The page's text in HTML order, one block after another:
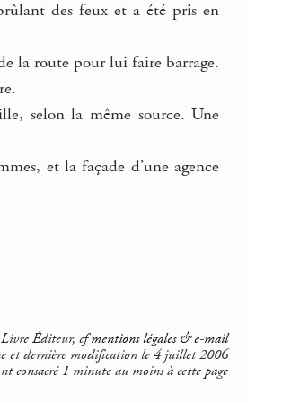
des feux et a été pris en
la route pour lui faire barrage.
selon la même source. Une
et la façade d’une agence
Éditeur, cfmentions légales & e-mail
et dernière modification le 4 juillet 2006
consacré 1 minute au moins à cette page